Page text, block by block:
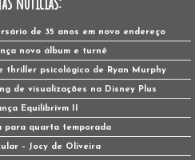
de 35 anos em novo endereço
novo álbum e turnê
thriller psicológico de Ryan Murphy
de visualizações na Disney Plus
Equilibrivm II
para quarta temporada
– Jocy de Oliveira